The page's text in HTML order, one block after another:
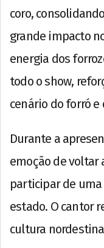
coro,
grande impacto
energia dos
todo o show,
cenário do forró e
Durante a
emoção de voltar
participar de
estado. O cantor
cultura